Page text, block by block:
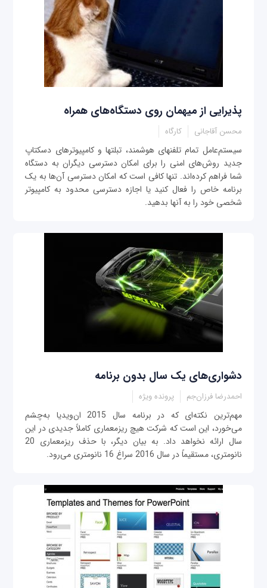
پذیرایی از میهمان روی دستگاه‌های همراه
محسن آقاجانی کارگاه
سيستم‌عامل تمام تلفن‎های هوشمند، تبلت‎ها و کامپیوترهای دسکتاپ
جدید روش‌های امنی را برای امکان دسترسی دیگران به دستگاه
شما فراهم کرده‌اند. تنها کافی است که امکان دسترسی آن‌ها به یک
برنامه خاص را فعال کنید یا اجازه دسترسی محدود به کامپیوتر
شخصی خود را به آن‎ها بدهید.
دشواری‌های یک سال بدون برنامه
احمدرضا فرزان‌جم پرونده ویژه
مهم‌ترین نکته‌ای که در برنامه سال 2015 ان‌ویدیا به‌چشم
می‌خورد، این است که شرکت هیچ ریزمعماری کاملاً جدیدی در این
سال ارائه نخواهد داد. به بیان دیگر، با حذف ریزمعماری 20
نانومتری، مستقیماً در سال 2016 سراغ 16 نانومتری می‌رود.